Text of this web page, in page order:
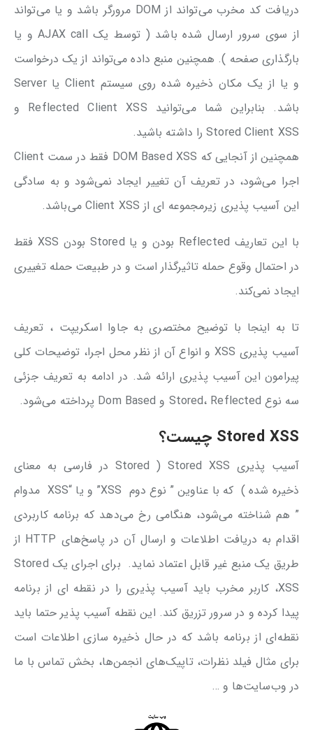
دریافت کد مخرب می‌تواند از DOM مرورگر باشد و یا می‌تواند
از سوی سرور ارسال شده باشد ( توسط یک AJAX call و یا
بارگذاری صفحه ). همچنین منبع داده می‌تواند از یک درخواست
و یا از یک مکان ذخیره شده روی سیستم Client یا Server
باشد. بنابراین شما می‌توانید Reflected Client XSS و
Stored Client XSS را داشته باشید.
همچنین از آنجایی که DOM Based XSS فقط در سمت Client
اجرا می‌شود، در تعریف آن تغییر ایجاد نمی‌شود و به سادگی
این آسیب پذیری زیرمجموعه ای از Client XSS می‌باشد.
با این تعاریف Reflected بودن و یا Stored بودن XSS فقط
در احتمال وقوع حمله تاثیرگذار است و در طبیعت حمله تغییری
ایجاد نمی‌کند.
تا به اینجا با توضیح مختصری به جاوا اسکریپت ، تعریف
آسیب پذیری XSS و انواع آن از نظر محل اجرا، توضیحات کلی
پیرامون این آسیب پذیری ارائه شد. در ادامه به تعریف جزئی
سه نوع Stored، Reflected و Dom Based پرداخته می‌شود.
Stored XSS چیست؟
آسیب پذیری Stored XSS ( Stored در فارسی به معنای
ذخیره شده ) که با عناوین ” نوع دوم XSS” و یا “XSS مدوام
” هم شناخته می‌شود، هنگامی رخ می‌دهد که برنامه کاربردی
اقدام به دریافت اطلاعات و ارسال آن در پاسخ‌های HTTP از
طریق یک منبع غیر قابل اعتماد نماید. برای اجرای یک Stored
XSS، کاربر مخرب باید آسیب پذیری را در نقطه ای از برنامه
پیدا کرده و در سرور تزریق کند. این نقطه آسیب پذیر حتما باید
نقطه‌ای از برنامه باشد که در حال ذخیره سازی اطلاعات است
برای مثال فیلد نظرات، تاپیک‌های انجمن‌ها، بخش تماس با ما
در وب‌سایت‌ها و …